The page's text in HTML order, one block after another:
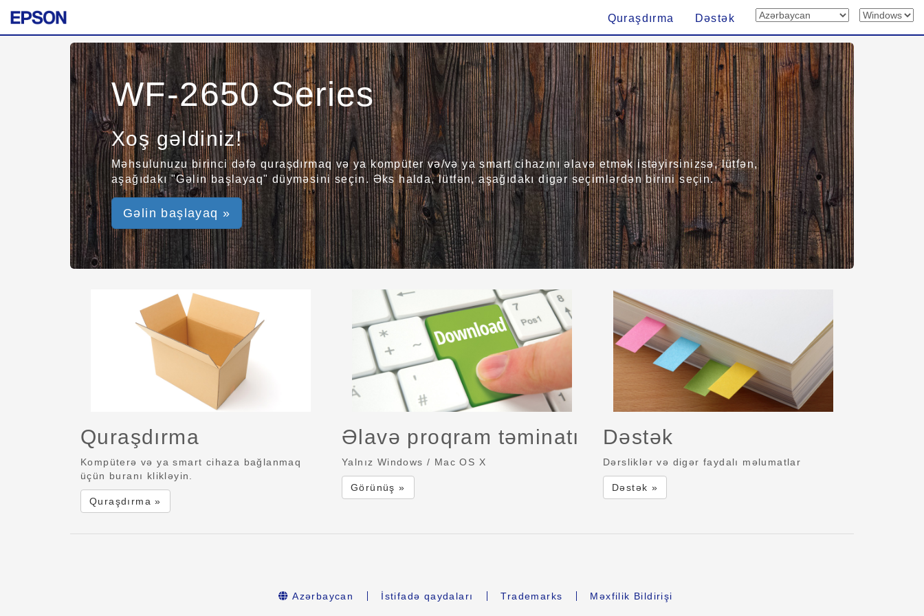
Quraşdırma Dəstək
WF-2650 Series
Xoş gəldiniz!
Məhsulunuzu birinci dəfə quraşdırmaq və ya kompüter və/və ya smart cihazını əlavə etmək istəyirsinizsə, lütfən,
aşağıdakı "Gəlin başlayaq" düyməsini seçin. Əks halda, lütfən, aşağıdakı digər seçimlərdən birini seçin.
Gəlin başlayaq »
Quraşdırma
Kompüterə və ya smart cihaza bağlanmaq
üçün buranı klikləyin.
Quraşdırma »
Əlavə proqram təminatı
Yalnız Windows / Mac OS X
Görünüş »
Dəstək
Dərsliklər və digər faydalı məlumatlar
Dəstək »
Azərbaycan İstifadə qaydaları Trademarks Məxfilik Bildirişi